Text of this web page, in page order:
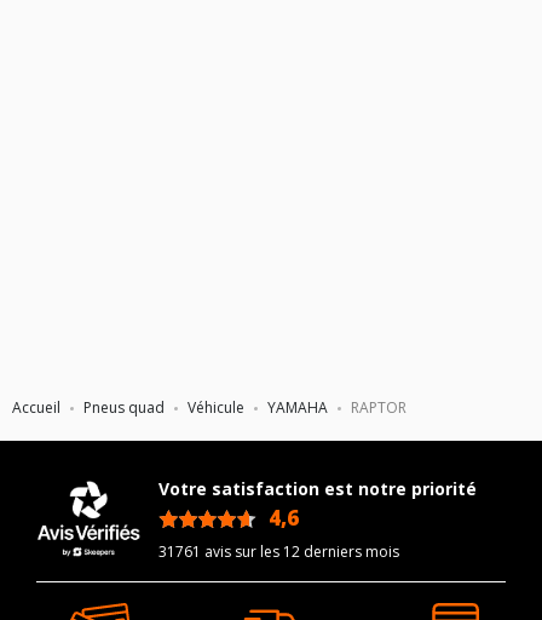
Accueil Pneus quad Véhicule YAMAHA RAPTOR
Votre satisfaction est notre priorité
4,6
31761 avis sur les 12 derniers mois